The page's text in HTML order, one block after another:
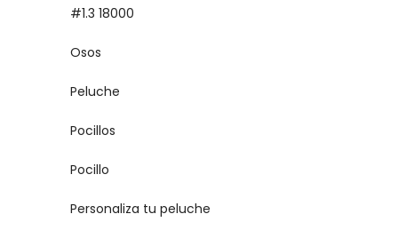
#1.3 18000
Osos
Peluche
Pocillos
Pocillo
Personaliza tu peluche